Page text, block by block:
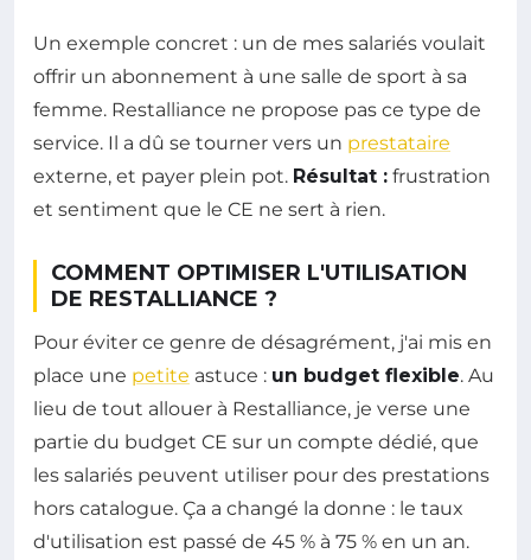
Un exemple concret : un de mes salariés voulait
offrir un abonnement à une salle de sport à sa
femme. Restalliance ne propose pas ce type de
service. Il a dû se tourner vers un prestataire
externe, et payer plein pot. Résultat : frustration
et sentiment que le CE ne sert à rien.
COMMENT OPTIMISER L'UTILISATION
DE RESTALLIANCE ?
Pour éviter ce genre de désagrément, j'ai mis en
place une petite astuce : un budget flexible. Au
lieu de tout allouer à Restalliance, je verse une
partie du budget CE sur un compte dédié, que
les salariés peuvent utiliser pour des prestations
hors catalogue. Ça a changé la donne : le taux
d'utilisation est passé de 45 % à 75 % en un an.